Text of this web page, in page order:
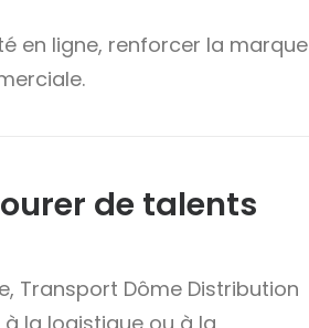
en ligne, renforcer la marque
de talents
Transport Dôme Distribution